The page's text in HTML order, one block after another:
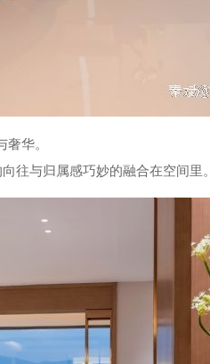
华。
往与归属感巧妙的融合在空间里。